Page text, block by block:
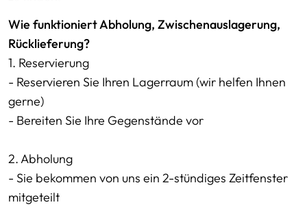
Wie funktioniert Abholung, Zwischenauslagerung,
Rücklieferung?
1. Reservierung
- Reservieren Sie Ihren Lagerraum (wir helfen Ihnen
gerne)
- Bereiten Sie Ihre Gegenstände vor
2. Abholung
- Sie bekommen von uns ein 2-stündiges Zeitfenster
mitgeteilt